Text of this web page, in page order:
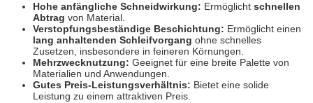
Hohe anfängliche Schneidwirkung: Ermöglicht schnellen
Abtrag von Material.
Verstopfungsbeständige Beschichtung: Ermöglicht einen
lang anhaltenden Schleifvorgang ohne schnelles
Zusetzen, insbesondere in feineren Körnungen.
Mehrzwecknutzung: Geeignet für eine breite Palette von
Materialien und Anwendungen.
Gutes Preis-Leistungsverhältnis: Bietet eine solide
Leistung zu einem attraktiven Preis.